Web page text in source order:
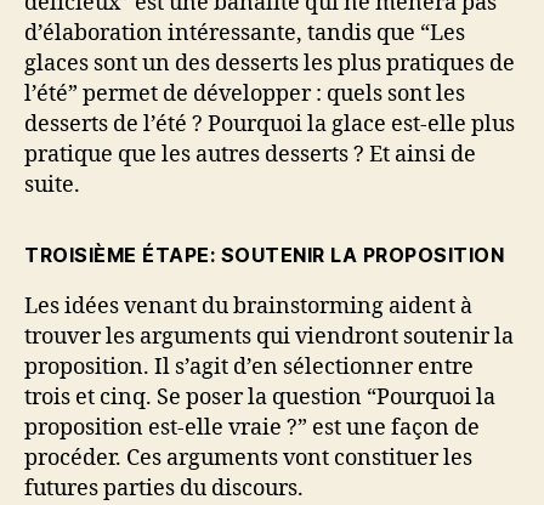
d’élaboration intéressante, tandis que “Les
glaces sont un des desserts les plus pratiques de
l’été” permet de développer : quels sont les
desserts de l’été ? Pourquoi la glace est-elle plus
pratique que les autres desserts ? Et ainsi de
suite.
TROISIÈME ÉTAPE: SOUTENIR LA PROPOSITION
Les idées venant du brainstorming aident à
trouver les arguments qui viendront soutenir la
proposition. Il s’agit d’en sélectionner entre
trois et cinq. Se poser la question “Pourquoi la
proposition est-elle vraie ?” est une façon de
procéder. Ces arguments vont constituer les
futures parties du discours.